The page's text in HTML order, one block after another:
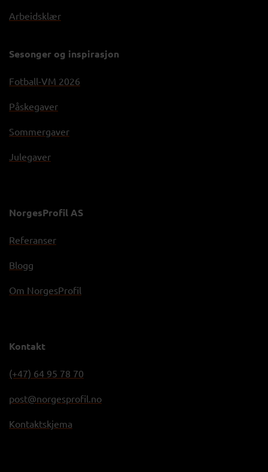
Arbeidsklær
Sesonger og inspirasjon
Fotball-VM 2026
Påskegaver
Sommergaver
Julegaver
NorgesProfil AS
Referanser
Blogg
Om NorgesProfil
Kontakt
(+47) 64 95 78 70
post@norgesprofil.no
Kontaktskjema